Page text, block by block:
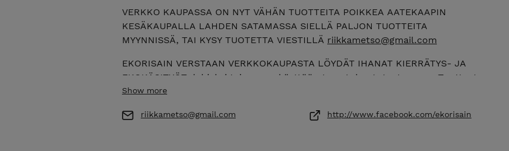
VERKKO KAUPASSA ON NYT VÄHÄN TUOTTEITA POIKKEA AATEKAAPIN
KESÄKAUPALLA LAHDEN SATAMASSA SIELLÄ PALJON TUOTTEITA
MYYNNISSÄ, TAI KYSY TUOTETTA VIESTILLÄ riikkametso@gmail.com
EKORISAIN VERSTAAN VERKKOKAUPASTA LÖYDÄT IHANAT KIERRÄTYS- JA
EKOKÄSITYÖT, lahjaksi tai omaan käyttöön tervetuloa tutustumaan. Tuotteet
valmistetaan Lahdessa kotiverstaalla ja työhuoneella. Tuotteet valmistetaan
vanhoihin astioihin, sekä puuhun ja moneen muuhun kierrätysmateriaaliin.
Show more
riikkametso@gmail.com http://www.facebook.com/ekorisain